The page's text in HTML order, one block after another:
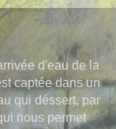
d'eau de la
captée dans un
qui déssert, par
nous permet